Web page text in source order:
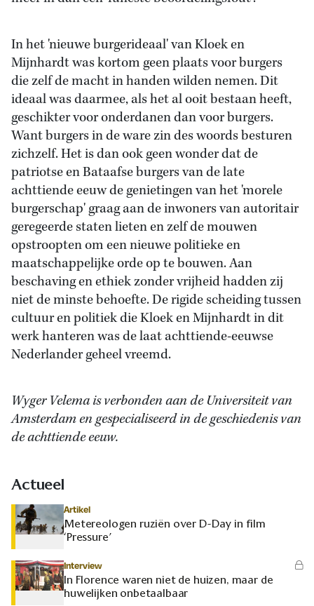
In het 'nieuwe burgerideaal' van Kloek en
Mijnhardt was kortom geen plaats voor burgers
die zelf de macht in handen wilden nemen. Dit
ideaal was daarmee, als het al ooit bestaan heeft,
geschikter voor onderdanen dan voor burgers.
Want burgers in de ware zin des woords besturen
zichzelf. Het is dan ook geen wonder dat de
patriotse en Bataafse burgers van de late
achttiende eeuw de genietingen van het 'morele
burgerschap' graag aan de inwoners van autoritair
geregeerde staten lieten en zelf de mouwen
opstroopten om een nieuwe politieke en
maatschappelijke orde op te bouwen. Aan
beschaving en ethiek zonder vrijheid hadden zij
niet de minste behoefte. De rigide scheiding tussen
cultuur en politiek die Kloek en Mijnhardt in dit
werk hanteren was de laat achttiende-eeuwse
Nederlander geheel vreemd.
Wyger Velema is verbonden aan de Universiteit van
Amsterdam en gespecialiseerd in de geschiedenis van
de achttiende eeuw.
Actueel
Artikel
Metereologen ruziën over D-Day in film
‘Pressure’
Interview
In Florence waren niet de huizen, maar de
huwelijken onbetaalbaar